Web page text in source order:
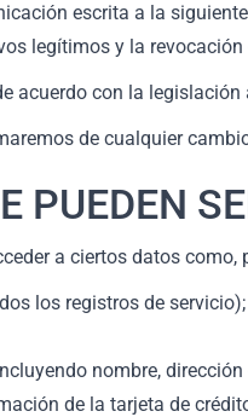
escrita a la
legítimos y la
acuerdo con la
de cualquier
PUEDEN
a ciertos datos como,
los registros de servicio);
nombre,
de la tarjeta de